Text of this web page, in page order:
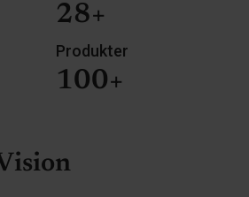
28+
Produkter
100+